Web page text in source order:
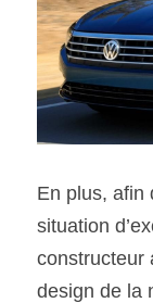
En plus, afin
situation
constructeur
design de la